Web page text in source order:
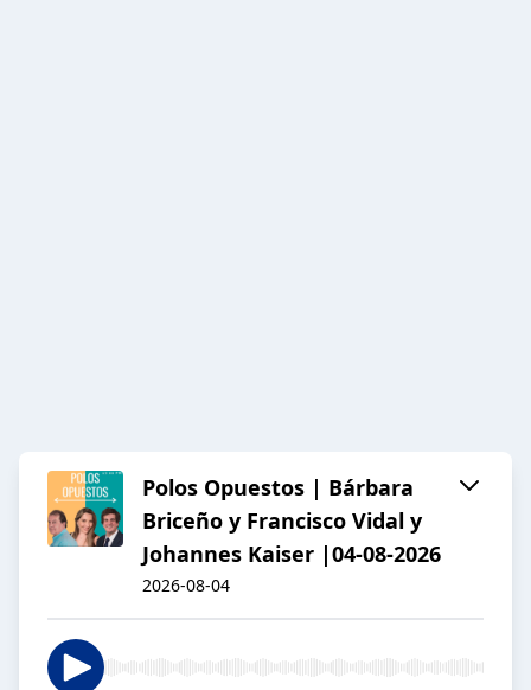
Polos Opuestos | Bárbara
Briceño y Francisco Vidal y
Johannes Kaiser |04-08-2026
2026-08-04